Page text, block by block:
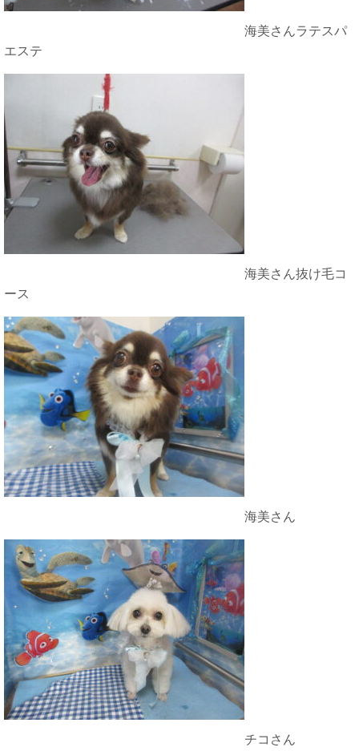
海美さんラテスパ
エステ
海美さん抜け毛コ
ース
海美さん
チコさん